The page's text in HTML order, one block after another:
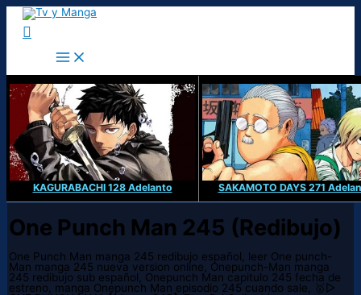
Ir
contenido
Buscar
KAGURABACHI 128 Adelanto SAKAMOTO DAYS 271
One Punch Man 245 (Redibujo)
One Punch Man manga 245 redibujo español, leer One punch-
Man manga 245 nueva version online, Onepunch-Man manga
245 redibujo sub español, Onepunch Man capitulo 245 fecha de
estreno, manga Onepunch Man episodio 245 cuando sale, 🥇▷